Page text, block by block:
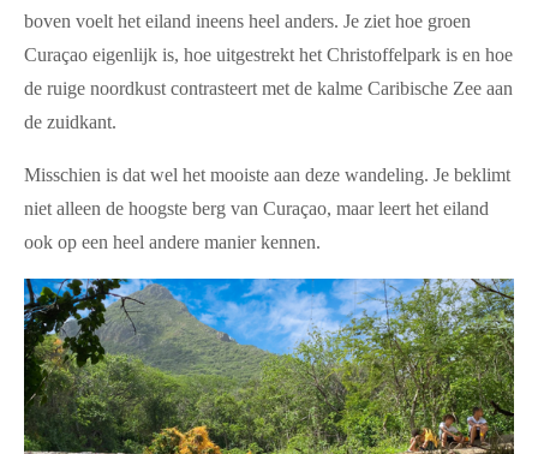
boven voelt het eiland ineens heel anders. Je ziet hoe groen
Curaçao eigenlijk is, hoe uitgestrekt het Christoffelpark is en hoe
de ruige noordkust contrasteert met de kalme Caribische Zee aan
de zuidkant.
Misschien is dat wel het mooiste aan deze wandeling. Je beklimt
niet alleen de hoogste berg van Curaçao, maar leert het eiland
ook op een heel andere manier kennen.